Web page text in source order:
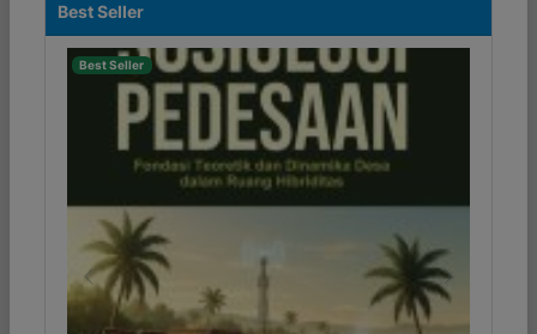
Best Seller
Best Seller
Previous Next